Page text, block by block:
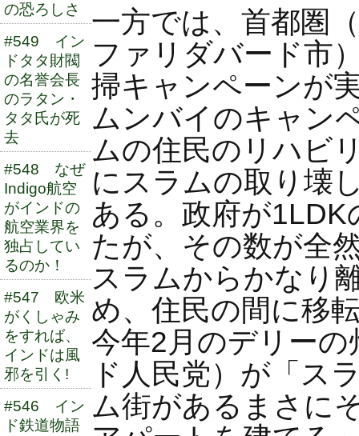
の恐ろしさ
#549 イン
ドタタ財閥
の名誉会長
のラタン・
タタ氏が死
去
#548 なぜ
Indigo航空
がインドの
航空業界を
独占してい
るのか！
#547 欧米
がくしゃみ
をすれば、
インドは風
邪を引く!
#546 イン
ド鉄道物語
一方では、首都圏
ファリダバード市
掃キャンペーンが
ムンバイのキャン
ムの住民のリハビ
にスラムの取り壊
ある。政府が
たが、その数が全
スラムからかなり
め、住民の間に移
今年2月のデリー
ド人民党）が「ス
ム街があるまさに